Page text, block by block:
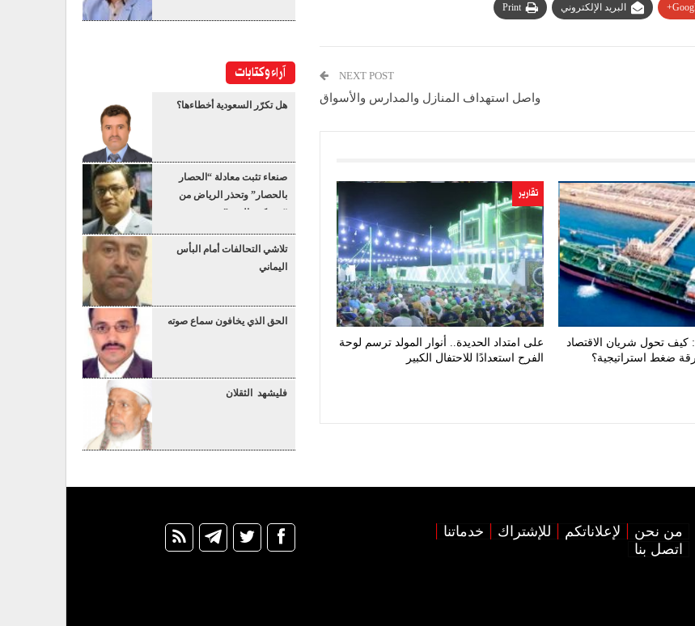
البريد الإلكتروني Print
NEXT POST
واصل استهداف المنازل والمدارس والأسواق
كيف تحول شريان الاقتصاد
ضغط استراتيجية؟
تقارير
على امتداد الحديدة.. أنوار المولد ترسم لوحة
الفرح استعدادًا للاحتفال الكبير
آراء وكتابات
هل تكرّر السعودية أخطاءها؟
صنعاء تثبت معادلة “الحصار
بالحصار” وتحذر الرياض من
“عسكرة البحر”
تلاشي التحالفات أمام البأس
اليماني
الحق الذي يخافون سماع صوته
فليشهد الثقلان
من نحن لإعلاناتكم للإشتراك
خدماتنا
اتصل بنا